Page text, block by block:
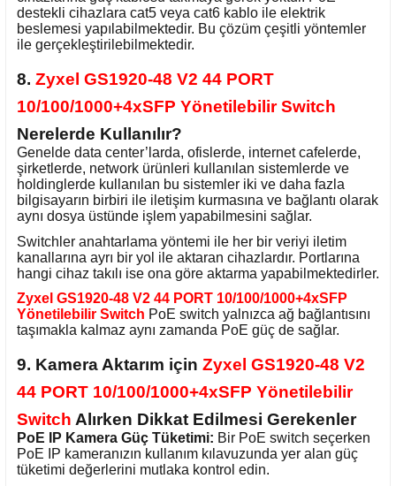
destekli cihazlara cat5 veya cat6 kablo ile elektrik
beslemesi yapılabilmektedir. Bu çözüm çeşitli yöntemler
ile gerçekleştirilebilmektedir.
8. Zyxel GS1920-48 V2 44 PORT
10/100/1000+4xSFP Yönetilebilir Switch
Nerelerde Kullanılır?
Genelde data center’larda, ofislerde, internet cafelerde,
şirketlerde, network ürünleri kullanılan sistemlerde ve
holdinglerde kullanılan bu sistemler iki ve daha fazla
bilgisayarın birbiri ile iletişim kurmasına ve bağlantı olarak
aynı dosya üstünde işlem yapabilmesini sağlar.
Switchler anahtarlama yöntemi ile her bir veriyi iletim
kanallarına ayrı bir yol ile aktaran cihazlardır. Portlarına
hangi cihaz takılı ise ona göre aktarma yapabilmektedirler.
Zyxel GS1920-48 V2 44 PORT 10/100/1000+4xSFP
Yönetilebilir Switch PoE switch yalnızca ağ bağlantısını
taşımakla kalmaz aynı zamanda PoE güç de sağlar.
9. Kamera Aktarım için Zyxel GS1920-48 V2
44 PORT 10/100/1000+4xSFP Yönetilebilir
Switch Alırken Dikkat Edilmesi Gerekenler
PoE IP Kamera Güç Tüketimi: Bir PoE switch seçerken
PoE IP kameranızın kullanım kılavuzunda yer alan güç
tüketimi değerlerini mutlaka kontrol edin.